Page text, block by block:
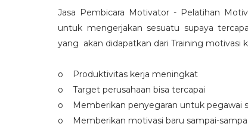
Jasa Pembicara Motivator - Pelatihan
untuk mengerjakan sesuatu supaya
yang akan didapatkan dari Training motivasi
o Produktivitas kerja meningkat
o Target perusahaan bisa tercapai
o Memberikan penyegaran untuk pegawai
o Memberikan motivasi baru sampai-